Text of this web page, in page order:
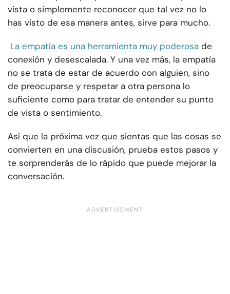
vista o simplemente reconocer que tal vez no lo
has visto de esa manera antes, sirve para mucho.
La empatía es una herramienta muy poderosa de
conexión y desescalada. Y una vez más, la empatía
no se trata de estar de acuerdo con alguien, sino
de preocuparse y respetar a otra persona lo
suficiente como para tratar de entender su punto
de vista o sentimiento.
Así que la próxima vez que sientas que las cosas se
convierten en una discusión, prueba estos pasos y
te sorprenderás de lo rápido que puede mejorar la
conversación.